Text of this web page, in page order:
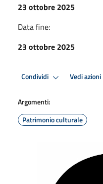
23 ottobre 2025
Data fine:
23 ottobre 2025
Condividi Vedi azioni
Argomenti:
Patrimonio culturale